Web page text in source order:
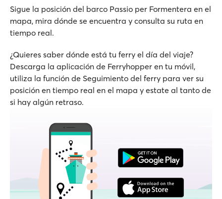
Sigue la posición del barco Passio per Formentera en el
mapa, mira dónde se encuentra y consulta su ruta en
tiempo real.
¿Quieres saber dónde está tu ferry el día del viaje?
Descarga la aplicación de Ferryhopper en tu móvil,
utiliza la función de Seguimiento del ferry para ver su
posición en tiempo real en el mapa y estate al tanto de
si hay algún retraso.